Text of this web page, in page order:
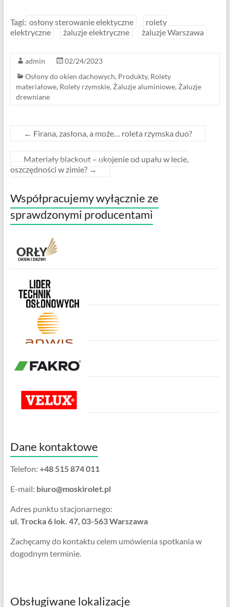
Tagi: osłony sterowanie elektyczne
rolety
elektryczne
żaluzje elektryczne żaluzje Warszawa
admin
02/24/2023
Osłony do okien dachowych, Produkty, Rolety
materiałowe, Rolety rzymskie, Żaluzje aluminiowe, Żaluzje
drewniane
← Firana, zasłona, a może… roleta rzymska duo?
Materiały blackout – ukojenie od upału w lecie,
oszczędności w zimie? →
Współpracujemy wyłącznie ze
sprawdzonymi producentami
Dane kontaktowe
Telefon: +48 515 874 011
E-mail: biuro@moskirolet.pl
Adres punktu stacjonarnego:
ul. Trocka 6 lok. 47, 03-563 Warszawa
Zachęcamy do kontaktu celem umówienia spotkania w
dogodnym terminie.
Obsługiwane lokalizacje